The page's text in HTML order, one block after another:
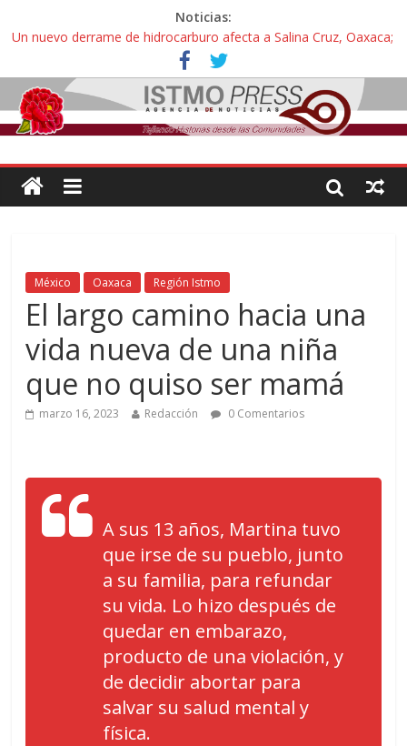
Noticias:
Un nuevo derrame de hidrocarburo afecta a Salina Cruz, Oaxaca;
ahora pescadores de Salinas del Marqués denuncian daños de
Pemex
Ángel, el joven autista expulsado por la Universidad Bienestar de
Ixtepec, Oaxaca vuelve a las aulas tras amparo
Familiares de periodista Alejandro Leyva se reúnen con titular de
intelectuales de su asesinato
Alertan pescadores de Juchitán, Oaxaca de nuevo despojo de su
México Oaxaca Región Istmo
El largo camino hacia una
vida nueva de una niña
que no quiso ser mamá
marzo 16, 2023 Redacción 0 Comentarios
A sus 13 años, Martina tuvo
que irse de su pueblo, junto
a su familia, para refundar
su vida. Lo hizo después de
quedar en embarazo,
producto de una violación, y
de decidir abortar para
salvar su salud mental y
física.